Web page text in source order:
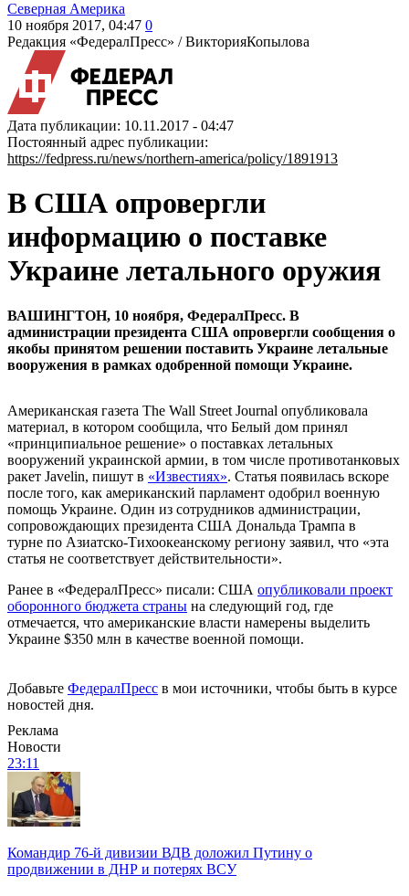
Северная Америка
10 ноября 2017, 04:47 0
Редакция «ФедералПресс» /ВикторияКопылова
Дата публикации: 10.11.2017 - 04:47
Постоянный адрес публикации:
https://fedpress.ru/news/northern-america/policy/1891913
В США опровергли
информацию о поставке
Украине летального оружия
ВАШИНГТОН, 10 ноября, ФедералПресс. В
администрации президента США опровергли сообщения о
якобы принятом решении поставить Украине летальные
вооружения в рамках одобренной помощи Украине.
Американская газета The Wall Street Journal опубликовала
материал, в котором сообщила, что Белый дом принял
«принципиальное решение» о поставках летальных
вооружений украинской армии, в том числе противотанковых
ракет Javelin, пишут в «Известиях». Статья появилась вскоре
после того, как американский парламент одобрил военную
помощь Украине. Один из сотрудников администрации,
сопровождающих президента США Дональда Трампа в
турне по Азиатско-Тихоокеанскому региону заявил, что «эта
статья не соответствует действительности».
Ранее в «ФедералПресс» писали: США опубликовали проект
оборонного бюджета страны на следующий год, где
отмечается, что американские власти намерены выделить
Украине $350 млн в качестве военной помощи.
Добавьте ФедералПресс в мои источники, чтобы быть в курсе
новостей дня.
Реклама
Новости
23:11
Командир 76-й дивизии ВДВ доложил Путину о
продвижении в ДНР и потерях ВСУ